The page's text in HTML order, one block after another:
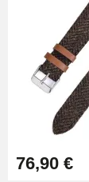
76,90 €